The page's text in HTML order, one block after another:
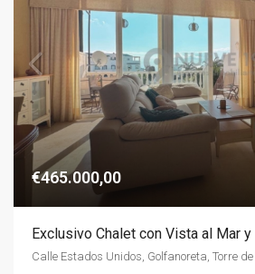
€465.000,00
Exclusivo Chalet con Vista al Mar